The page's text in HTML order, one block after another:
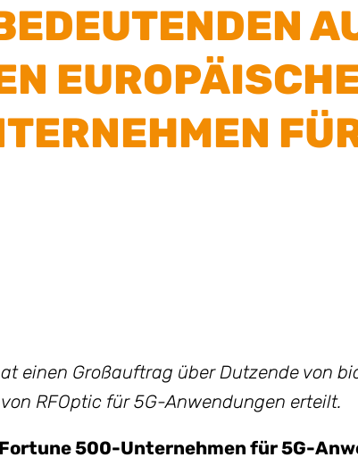
einen Großauftrag über Dutzende von
RFOptic für 5G-Anwendungen erteilt.
500-Unternehmen für 5G-